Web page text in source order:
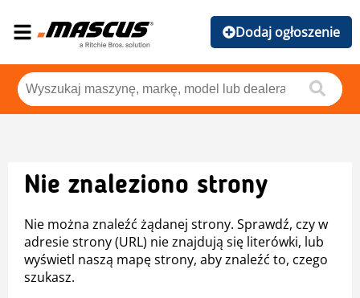
Dodaj ogłoszenie
Nie znaleziono strony
Nie można znaleźć żądanej strony. Sprawdź, czy w
adresie strony (URL) nie znajdują się literówki, lub
wyświetl naszą mapę strony, aby znaleźć to, czego
szukasz.